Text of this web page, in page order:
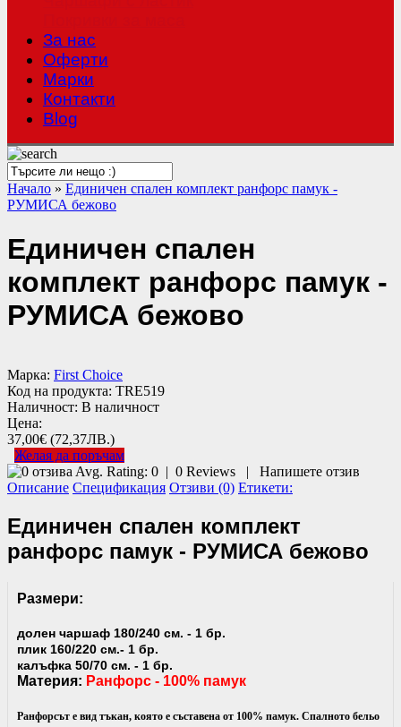
За нас
Оферти
Mарки
Контакти
Blog
Начало » Единичен спален комплект ранфорс памук -
РУМИСА бежово
Единичен спален
комплект ранфорс памук -
РУМИСА бежово
Марка: First Choice
Код на продукта: TRE519
Наличност: В наличност
Цена:
37,00€ (72,37ЛВ.)
Желая да поръчам
Avg. Rating: 0 | 0 Reviews | Напишете отзив
Описание Спецификация Отзиви (0) Етикети:
Единичен спален комплект
ранфорс памук - РУМИСА бежово
Размери:
долен чаршаф 180/240 см. - 1 бр.
плик 160/220 см.- 1 бр.
калъфка 50/70 см. - 1 бр.
Материя: Ранфорс - 100% памук
Ранфорсът е вид тъкан, която е съставена от 100% памук. Спалното бельо